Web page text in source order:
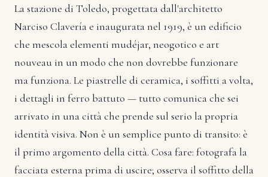
La stazione di Toledo, progettata dall'architetto
Narciso Clavería e inaugurata nel 1919, è un edificio
che mescola elementi mudéjar, neogotico e art
nouveau in un modo che non dovrebbe funzionare
ma funziona. Le piastrelle di ceramica, i soffitti a volta,
i dettagli in ferro battuto — tutto comunica che sei
arrivato in una città che prende sul serio la propria
identità visiva. Non è un semplice punto di transito: è
il primo argomento della città. Cosa fare: fotografa la
facciata esterna prima di uscire; osserva il soffitto della